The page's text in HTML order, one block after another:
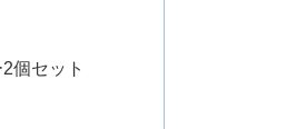
個セット